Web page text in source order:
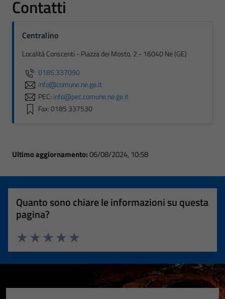
Contatti
Centralino
Località Conscenti - Piazza dei Mosto, 2 - 16040 Ne (GE)
0185.337090
info@comune.ne.ge.it
PEC: info@pec.comune.ne.ge.it
Fax: 0185 337530
Ultimo aggiornamento:06/08/2024, 10:58
Quanto sono chiare le informazioni su questa
pagina?
Valuta 5 stelle su 5
Valuta 4 stelle su 5
Valuta 3 stelle su 5
Valuta 2 stelle su 5
Valuta 1 stelle su 5